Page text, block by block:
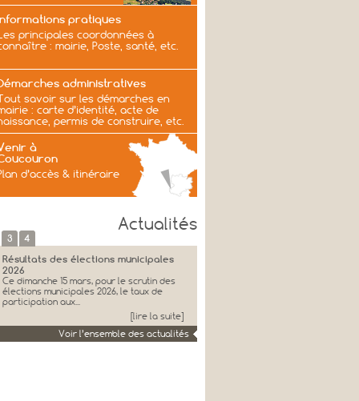
pratiques
principales coordonnées à
: mairie, Poste, santé, etc.
administratives
savoir sur les démarches en
: carte d’identité, acte de
permis de construire, etc.
à
d’accès & itinéraire
Actualités
Résultats des élections municipales
2026
Ce dimanche 15 mars, pour le scrutin des
élections municipales 2026, le taux de
participation aux...
[lire la suite]
Voeux et remerciements de Jacques
3 4
Voir l’ensemble des actualités